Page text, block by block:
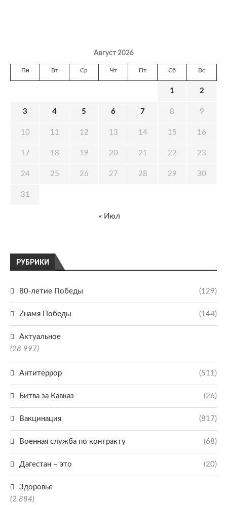
РУБРИКИ
80-летие Победы (129)
Zнамя Победы (144)
Актуальное
(28 997)
Антитеррор (511)
Битва за Кавказ (26)
Вакцинация (817)
Военная служба по контракту (68)
Дагестан – это (20)
Здоровье
(2 884)
Август 2026
Пн Вт Ср Чт Пт Сб Вс
1 2
3 4 5 6 7 8 9
10 11 12 13 14 15 16
17 18 19 20 21 22 23
24 25 26 27 28 29 30
31
« Июл